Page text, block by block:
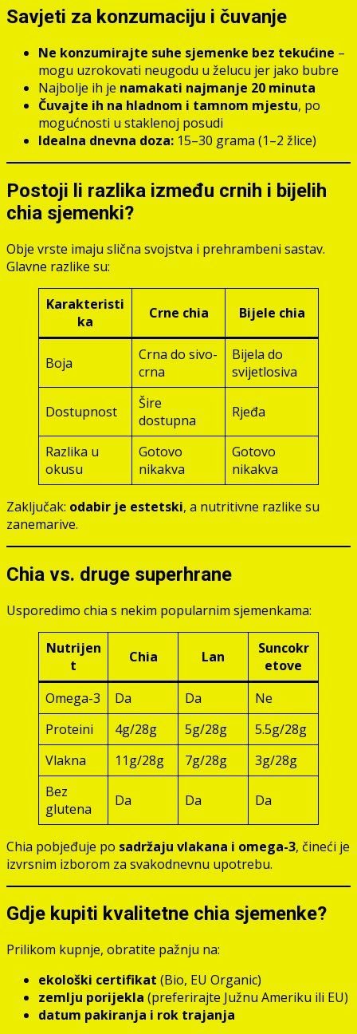
Savjeti za konzumaciju i čuvanje
Ne konzumirajte suhe sjemenke bez tekućine –
mogu uzrokovati neugodu u želucu jer jako bubre
Najbolje ih je namakati najmanje 20 minuta
Čuvajte ih na hladnom i tamnom mjestu, po
mogućnosti u staklenoj posudi
Idealna dnevna doza: 15–30 grama (1–2 žlice)
Postoji li razlika između crnih i bijelih
chia sjemenki?
Obje vrste imaju slična svojstva i prehrambeni sastav.
Glavne razlike su:
Karakteristi
ka
Crne chia Bijele chia
Boja
Crna do sivo-
crna
Bijela do
svijetlosiva
Dostupnost
Šire
dostupna
Rjeđa
Razlika u
okusu
Gotovo
nikakva
Gotovo
nikakva
Zaključak: odabir je estetski, a nutritivne razlike su
zanemarive.
Chia vs. druge superhrane
Usporedimo chia s nekim popularnim sjemenkama:
Nutrijen
t
Chia Lan
Suncokr
etove
Omega-3
Da Da
Ne
Proteini
4g/28g 5g/28g
5.5g/28g
Vlakna
11g/28g 7g/28g
3g/28g
Bez
glutena
Da Da Da
Chia pobjeđuje po sadržaju vlakana i omega-3, čineći je
izvrsnim izborom za svakodnevnu upotrebu.
Gdje kupiti kvalitetne chia sjemenke?
Prilikom kupnje, obratite pažnju na:
ekološki certifikat (Bio, EU Organic)
zemlju porijekla (preferirajte Južnu Ameriku ili EU)
datum pakiranja i rok trajanja